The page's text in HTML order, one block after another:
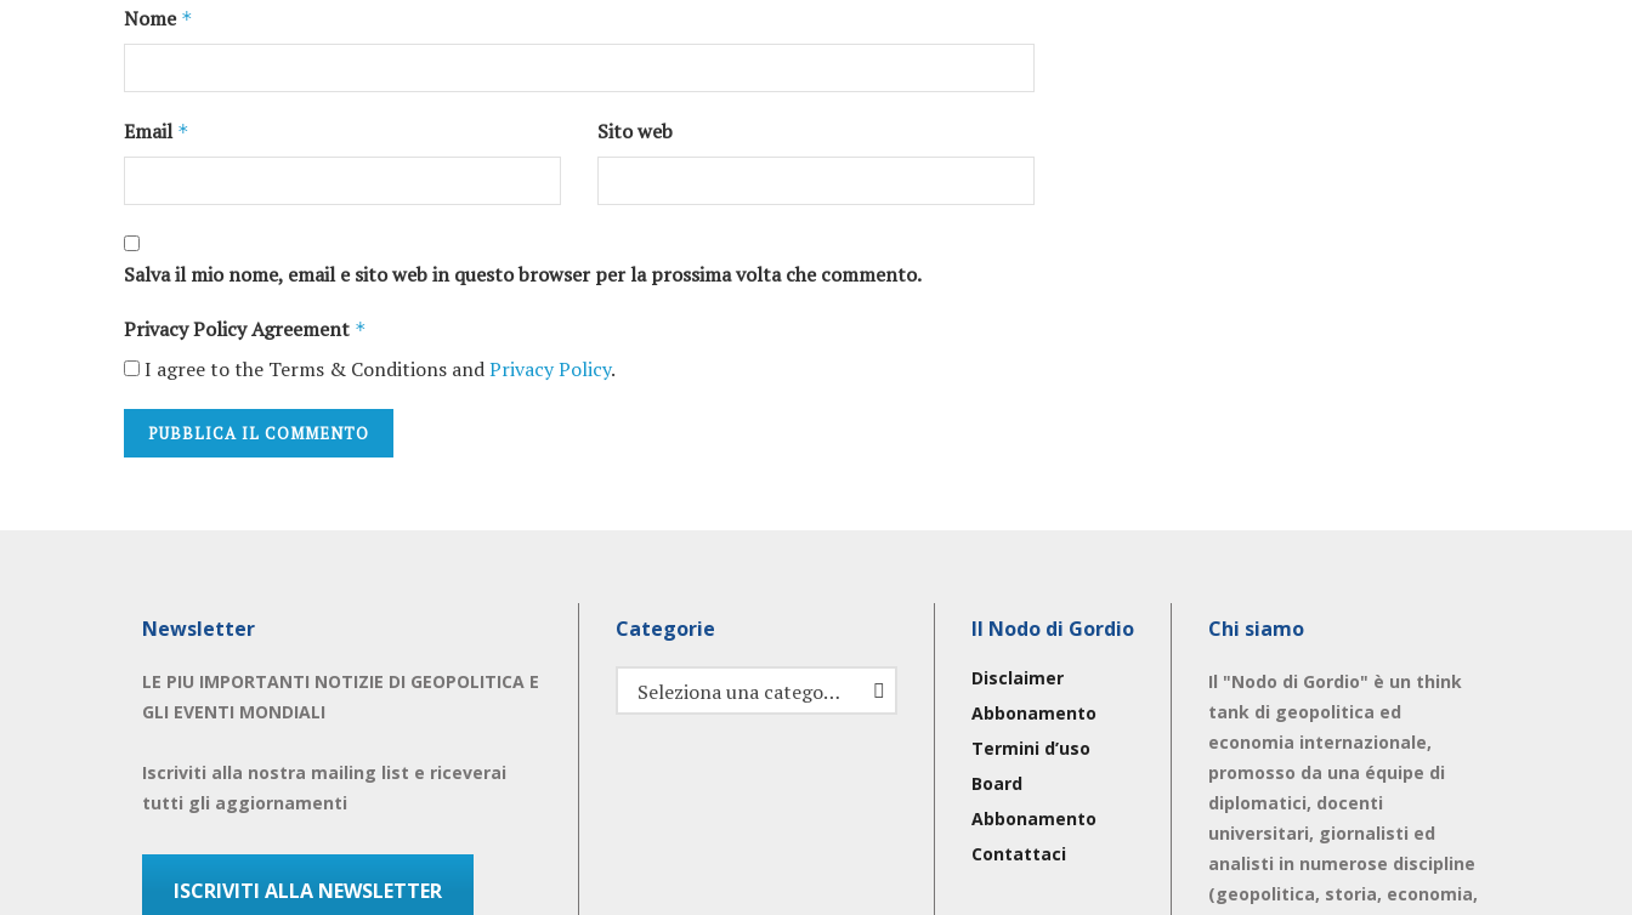
Nome *
Email * Sito web
Salva il mio nome, email e sito web in questo browser per la prossima volta che commento.
Privacy Policy Agreement *
I agree to the Terms & Conditions andPrivacy Policy.
Newsletter
LE PIU IMPORTANTI NOTIZIE DI GEOPOLITICA E
GLI EVENTI MONDIALI
Iscriviti alla nostra mailing list e riceverai
tutti gli aggiornamenti
ISCRIVITI ALLA NEWSLETTER
Categorie
Categorie Seleziona una categoria
Il Nodo di Gordio
Disclaimer
Abbonamento
Termini d’uso
Board
Abbonamento
Contattaci
Chi siamo
Il "Nodo di Gordio" è un think
tank di geopolitica ed
economia internazionale,
promosso da una équipe di
diplomatici, docenti
universitari, giornalisti ed
analisti in numerose discipline
(geopolitica, storia, economia,